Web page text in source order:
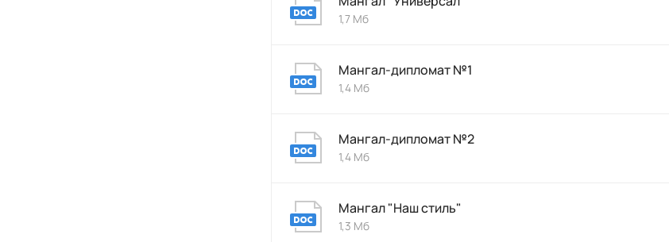
1,7 Мб
Мангал-дипломат №1
1,4 Мб
Мангал-дипломат №2
1,4 Мб
Мангал "Наш стиль"
1,3 Мб